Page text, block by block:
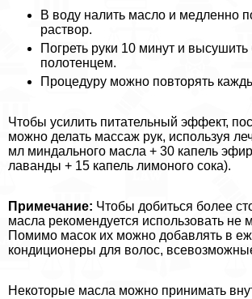
В воду налить масло и медленно
раствор.
Погреть руки 10 минут и
полотенцем.
Процедуру можно повторять
Чтобы усилить питательный эффект,
можно делать массаж рук, используя
мл миндального масла + 30 капель
лаванды + 15 капель лимоного сока).
Примечание: Чтобы добиться более
масла рекомендуется использовать не
Помимо масок их можно добавлять в
кондиционеры для волос,
Некоторые масла можно принимать